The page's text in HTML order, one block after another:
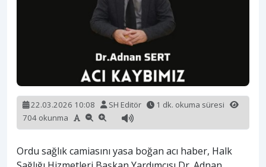
22.03.2026 10:08 SH Editör
1 dk. okuma süresi
704 okunma
Ordu sağlık camiasını yasa boğan acı haber, Halk